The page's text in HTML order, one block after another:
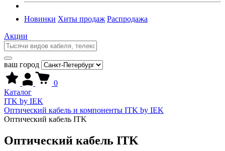
Новинки Хиты продаж Распродажа
Акции
ваш город
0
Каталог
ITK by IEK
Оптический кабель и компоненты ITK by IEK
Оптический кабель ITK
Оптический кабель ITK